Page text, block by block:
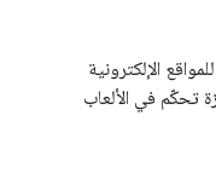
تسمح واجهة برمجة التطبيقات WebHID API للمواقع الإلكترونية
تحكّم في الألعاب